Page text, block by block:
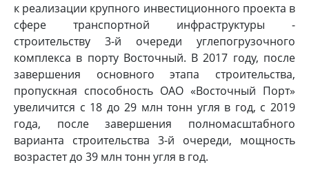
к реализации крупного инвестиционного проекта в
сфере транспортной инфраструктуры -
строительству 3-й очереди углепогрузочного
комплекса в порту Восточный. В 2017 году, после
завершения основного этапа строительства,
пропускная способность ОАО «Восточный Порт»
увеличится с 18 до 29 млн тонн угля в год, с 2019
года, после завершения полномасштабного
варианта строительства 3-й очереди, мощность
возрастет до 39 млн тонн угля в год.